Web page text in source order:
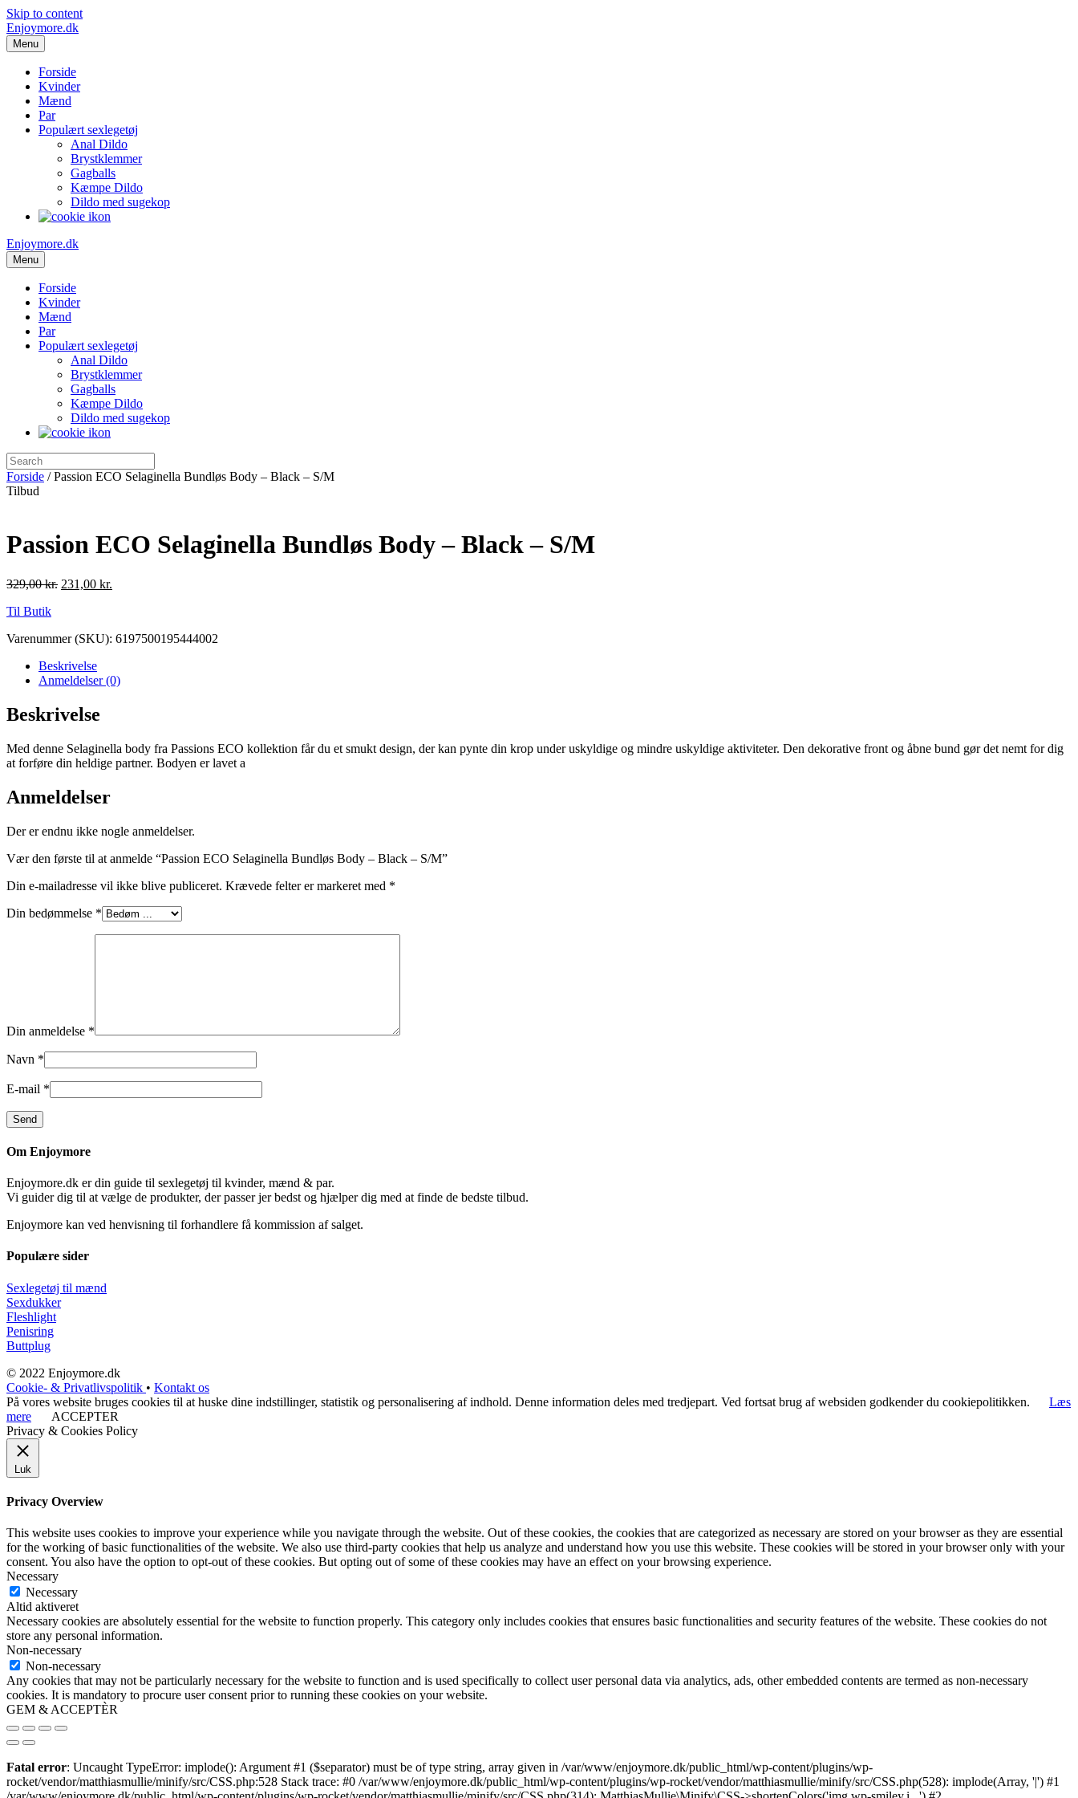
Skip to content
Enjoymore.dk
Menu
Forside
Kvinder
Mænd
Par
Populært sexlegetøj
Anal Dildo
Brystklemmer
Gagballs
Kæmpe Dildo
Dildo med sugekop
Enjoymore.dk
Menu
Forside
Kvinder
Mænd
Par
Populært sexlegetøj
Anal Dildo
Brystklemmer
Gagballs
Kæmpe Dildo
Dildo med sugekop
Forside / Passion ECO Selaginella Bundløs Body – Black – S/M
Tilbud
Passion ECO Selaginella Bundløs Body – Black – S/M
329,00kr. 231,00 kr.
Til Butik
Varenummer (SKU): 6197500195444002
Beskrivelse
Anmeldelser (0)
Beskrivelse
Med denne Selaginella body fra Passions ECO kollektion får du et smukt design, der kan pynte din krop under uskyldige og mindre uskyldige aktiviteter. Den dekorative front og åbne bund gør det nemt for dig
at forføre din heldige partner. Bodyen er lavet a
Anmeldelser
Der er endnu ikke nogle anmeldelser.
Vær den første til at anmelde “Passion ECO Selaginella Bundløs Body – Black – S/M”
Din e-mailadresse vil ikke blive publiceret. Krævede felter er markeret med *
Din bedømmelse *
Din anmeldelse *
Navn *
E-mail *
Om Enjoymore
Enjoymore.dk er din guide til sexlegetøj til kvinder, mænd & par.
Vi guider dig til at vælge de produkter, der passer jer bedst og hjælper dig med at finde de bedste tilbud.
Enjoymore kan ved henvisning til forhandlere få kommission af salget.
Populære sider
Sexlegetøj til mænd
Sexdukker
Fleshlight
Penisring
Buttplug
© 2022 Enjoymore.dk
Cookie- & Privatlivspolitik • Kontakt os
På vores website bruges cookies til at huske dine indstillinger, statistik og personalisering af indhold. Denne information deles med tredjepart. Ved fortsat brug af websiden godkender du cookiepolitikken.
Læs
mere
ACCEPTER
Privacy & Cookies Policy
Luk
Privacy Overview
This website uses cookies to improve your experience while you navigate through the website. Out of these cookies, the cookies that are categorized as necessary are stored on your browser as they are essential
for the working of basic functionalities of the website. We also use third-party cookies that help us analyze and understand how you use this website. These cookies will be stored in your browser only with your
consent. You also have the option to opt-out of these cookies. But opting out of some of these cookies may have an effect on your browsing experience.
Necessary
Necessary
Altid aktiveret
Necessary cookies are absolutely essential for the website to function properly. This category only includes cookies that ensures basic functionalities and security features of the website. These cookies do not
store any personal information.
Non-necessary
Non-necessary
Any cookies that may not be particularly necessary for the website to function and is used specifically to collect user personal data via analytics, ads, other embedded contents are termed as non-necessary
cookies. It is mandatory to procure user consent prior to running these cookies on your website.
GEM & ACCEPTÈR
Fatal error: Uncaught TypeError: implode(): Argument #1 ($separator) must be of type string, array given in /var/www/enjoymore.dk/public_html/wp-content/plugins/wp-
rocket/vendor/matthiasmullie/minify/src/CSS.php:528 Stack trace: #0 /var/www/enjoymore.dk/public_html/wp-content/plugins/wp-rocket/vendor/matthiasmullie/minify/src/CSS.php(528): implode(Array, '|') #1